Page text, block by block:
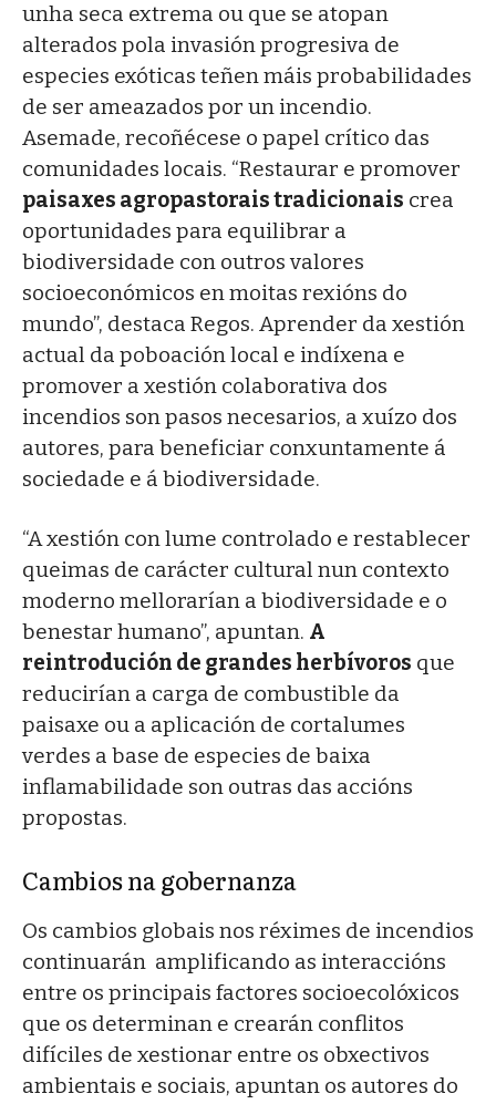
unha seca extrema ou que se atopan
alterados pola invasión progresiva de
especies exóticas teñen máis probabilidades
de ser ameazados por un incendio.
Asemade, recoñécese o papel crítico das
comunidades locais. “Restaurar e promover
paisaxes agropastorais tradicionais crea
oportunidades para equilibrar a
biodiversidade con outros valores
socioeconómicos en moitas rexións do
mundo”, destaca Regos. Aprender da xestión
actual da poboación local e indíxena e
promover a xestión colaborativa dos
incendios son pasos necesarios, a xuízo dos
autores, para beneficiar conxuntamente á
sociedade e á biodiversidade.
“A xestión con lume controlado e restablecer
queimas de carácter cultural nun contexto
moderno mellorarían a biodiversidade e o
benestar humano”, apuntan. A
reintrodución de grandes herbívoros que
reducirían a carga de combustible da
paisaxe ou a aplicación de cortalumes
verdes a base de especies de baixa
inflamabilidade son outras das accións
propostas.
Cambios na gobernanza
Os cambios globais nos réximes de incendios
continuarán amplificando as interaccións
entre os principais factores socioecolóxicos
que os determinan e crearán conflitos
difíciles de xestionar entre os obxectivos
ambientais e sociais, apuntan os autores do